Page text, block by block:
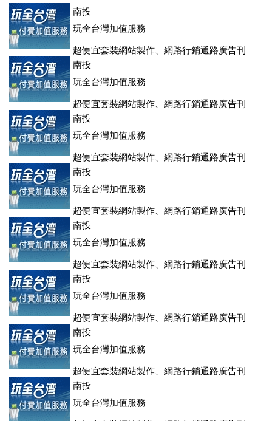
登、訂房系統、客房委託旅行社銷售，全面優惠中....
南投
玩全台灣加值服務
超便宜套裝網站製作、網路行銷通路廣告刊
登、訂房系統、客房委託旅行社銷售，全面優惠中....
南投
玩全台灣加值服務
超便宜套裝網站製作、網路行銷通路廣告刊
登、訂房系統、客房委託旅行社銷售，全面優惠中....
南投
玩全台灣加值服務
超便宜套裝網站製作、網路行銷通路廣告刊
登、訂房系統、客房委託旅行社銷售，全面優惠中....
南投
玩全台灣加值服務
超便宜套裝網站製作、網路行銷通路廣告刊
登、訂房系統、客房委託旅行社銷售，全面優惠中....
南投
玩全台灣加值服務
超便宜套裝網站製作、網路行銷通路廣告刊
登、訂房系統、客房委託旅行社銷售，全面優惠中....
南投
玩全台灣加值服務
超便宜套裝網站製作、網路行銷通路廣告刊
登、訂房系統、客房委託旅行社銷售，全面優惠中....
南投
玩全台灣加值服務
超便宜套裝網站製作、網路行銷通路廣告刊
登、訂房系統、客房委託旅行社銷售，全面優惠中....
南投
玩全台灣加值服務